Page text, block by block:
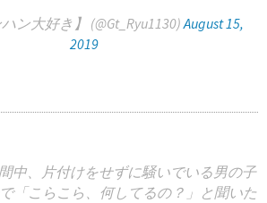
ン大好き】 (@Gt_Ryu1130)August 15,
2019
中、片付けをせずに騒いでいる男の子
「こらこら、何してるの？」と聞いた